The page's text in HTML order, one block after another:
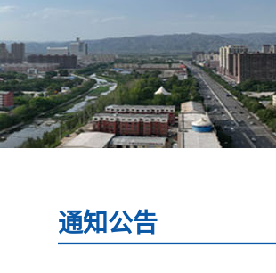
通知公告